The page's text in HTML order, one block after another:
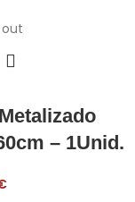
out
– 1Unid.